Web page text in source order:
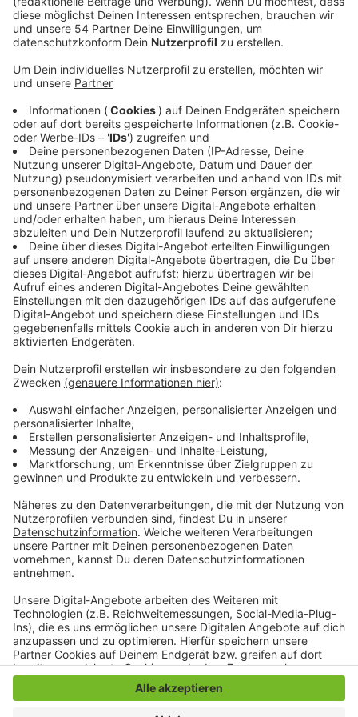
Blücherstraße wurde erweitert und modernisiert. Die
Quadratmetern fast doppelt so groß. Hier gibt es
unter anderem einen großen Kinder- und
Jugendbereich, einen Makerspace zum kreativen
Gestalten, Lesesäle und Terrassen. Insgesamt haben
die Umbauten 21,5 Millionen Euro gekostet. Der
größte Teil wurde aber gefördert. Heute (Freitag) 14
Uhr ist die Bibliothek das ganze Wochenende für alle
offen. Dabei ist auch viel Programm geplant - unter
anderem Live-Musik, eine Drag Performance, Poetry
Sam und Lesungen.
Eröffnungswochenende vom 2. bis 4. Juni
Freitag 14 - 22 Uhr
Samstag 10 - 18 Uhr
Sonntag 12 - 18 Uhr
Das volle Programm findet ihrhier
Anzeige
Anzeige